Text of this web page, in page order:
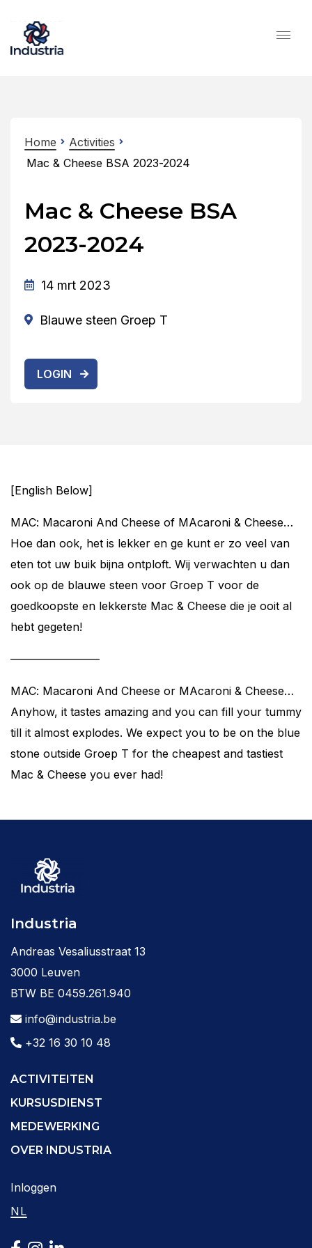
Home
Activities
Mac & Cheese BSA 2023-2024
Mac & Cheese BSA
2023-2024
14 mrt 2023
Blauwe steen Groep T
LOGIN
[English Below]
MAC: Macaroni And Cheese of MAcaroni & Cheese…
Hoe dan ook, het is lekker en ge kunt er zo veel van
eten tot uw buik bijna ontploft. Wij verwachten u dan
ook op de blauwe steen voor Groep T voor de
goedkoopste en lekkerste Mac & Cheese die je ooit al
hebt gegeten!
————————
MAC: Macaroni And Cheese or MAcaroni & Cheese…
Anyhow, it tastes amazing and you can fill your tummy
till it almost explodes. We expect you to be on the blue
stone outside Groep T for the cheapest and tastiest
Mac & Cheese you ever had!
Industria
Andreas Vesaliusstraat 13
3000 Leuven
BTW BE 0459.261.940
info@industria.be
+32 16 30 10 48
ACTIVITEITEN
KURSUSDIENST
MEDEWERKING
OVER INDUSTRIA
Inloggen
NL